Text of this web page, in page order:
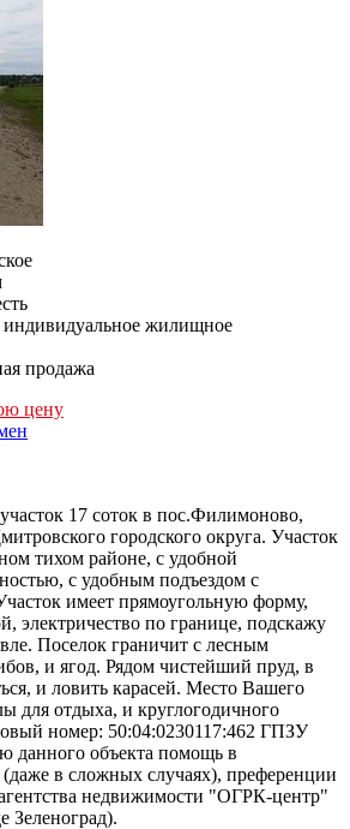
индивидуальное жилищное
продажа
цену
17 соток в пос.Филимоново,
городского округа. Участок
тихом районе, с удобной
с удобным подъездом с
имеет прямоугольную форму,
электричество по границе, подскажу
Поселок граничит с лесным
и ягод. Рядом чистейший пруд, в
и ловить карасей. Место Вашего
для отдыха, и круглогодичного
номер: 50:04:0230117:462 ГПЗУ
данного объекта помощь в
в сложных случаях), преференции
недвижимости "ОГРК-центр"
Зеленоград).